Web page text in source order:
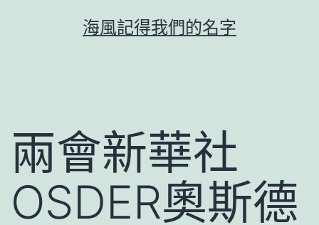
海風記得我們的名字
兩會新華社
OSDER奧斯德